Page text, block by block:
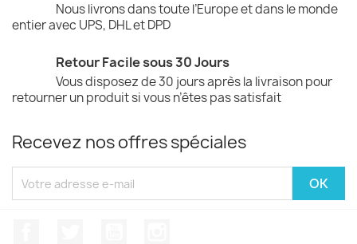
Nous livrons dans toute l’Europe et dans le monde
entier avec UPS, DHL et DPD
Retour Facile sous 30 Jours
Vous disposez de 30 jours après la livraison pour
retourner un produit si vous n’êtes pas satisfait
Recevez nos offres spéciales